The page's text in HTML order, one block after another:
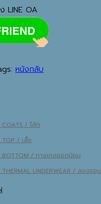
LINE OA
หนังกลับ
COATS / โค้ท
TOP / เสื้อ
BOTTOM / กางเกง
THERMAL UNDERWEAR / ลองจอน